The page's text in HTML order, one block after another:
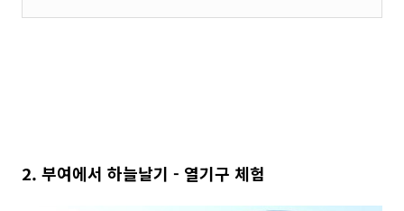
2. 부여에서 하늘날기 - 열기구 체험